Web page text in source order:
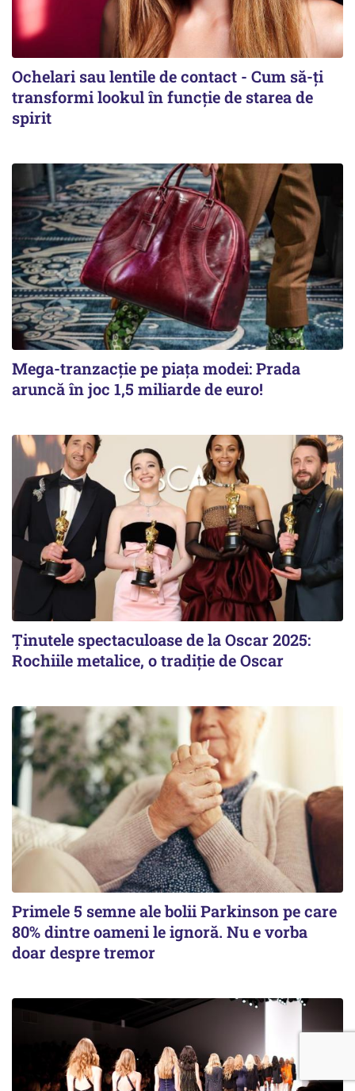
Ochelari sau lentile de contact - Cum să-ți
transformi lookul în funcție de starea de
spirit
Mega-tranzacție pe piața modei: Prada
aruncă în joc 1,5 miliarde de euro!
Ținutele spectaculoase de la Oscar 2025:
Rochiile metalice, o tradiție de Oscar
Primele 5 semne ale bolii Parkinson pe care
80% dintre oameni le ignoră. Nu e vorba
doar despre tremor